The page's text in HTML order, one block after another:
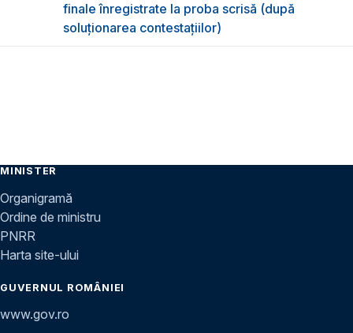
finale înregistrate la proba scrisă (după
soluționarea contestațiilor)
MINISTER
Organigramă
Ordine de ministru
PNRR
Harta site-ului
GUVERNUL ROMÂNIEI
www.gov.ro